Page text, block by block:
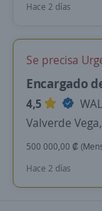
Hace 2 días
Se precisa
Encargado
4,5
Valverde
500 000,00 ₡
Hace 2 días